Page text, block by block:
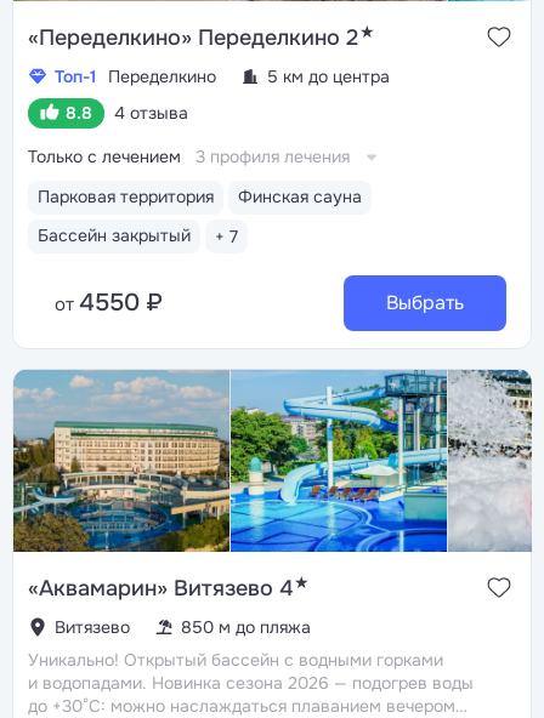
«Переделкино» Переделкино 2★
Топ-1 Переделкино
5 км до центра
8.8
4 отзыва
Парковая территория
Финская сауна
Бассейн закрытый
+ 7
Только с лечением 3 профиля лечения
от 4550 ₽ Выбрать
«Аквамарин» Витязево 4★
Витязево
850 м до пляжа
Уникально! Открытый бассейн с водными горками
и водопадами. Новинка сезона 2026 — подогрев воды
до +30°C: можно наслаждаться плаванием вечером